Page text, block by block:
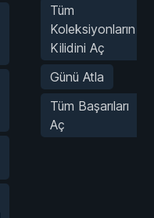
Tüm
Koleksiyonların
Kilidini Aç
Günü Atla
Tüm Başarıları
Aç